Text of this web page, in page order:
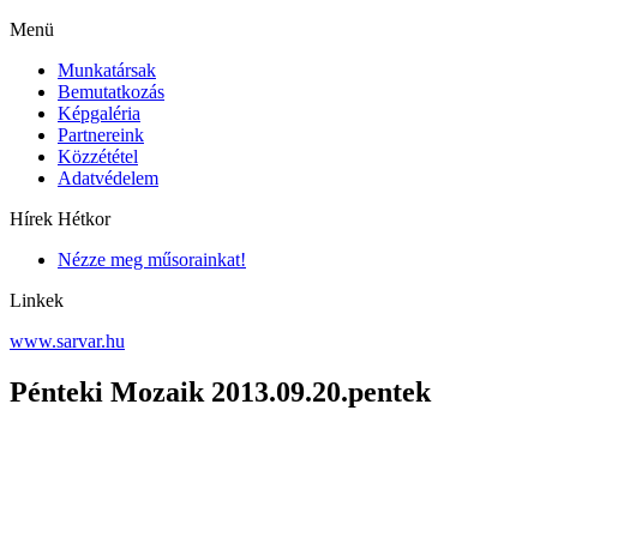
Menü
Munkatársak
Bemutatkozás
Képgaléria
Partnereink
Közzététel
Adatvédelem
Hírek Hétkor
Nézze meg műsorainkat!
Linkek
www.sarvar.hu
Pénteki Mozaik 2013.09.20.pentek